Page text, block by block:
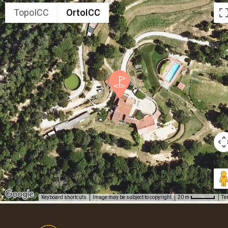
TopoICC OrtoICC
Keyboard shortcuts Image may be subject to copyright 20 m